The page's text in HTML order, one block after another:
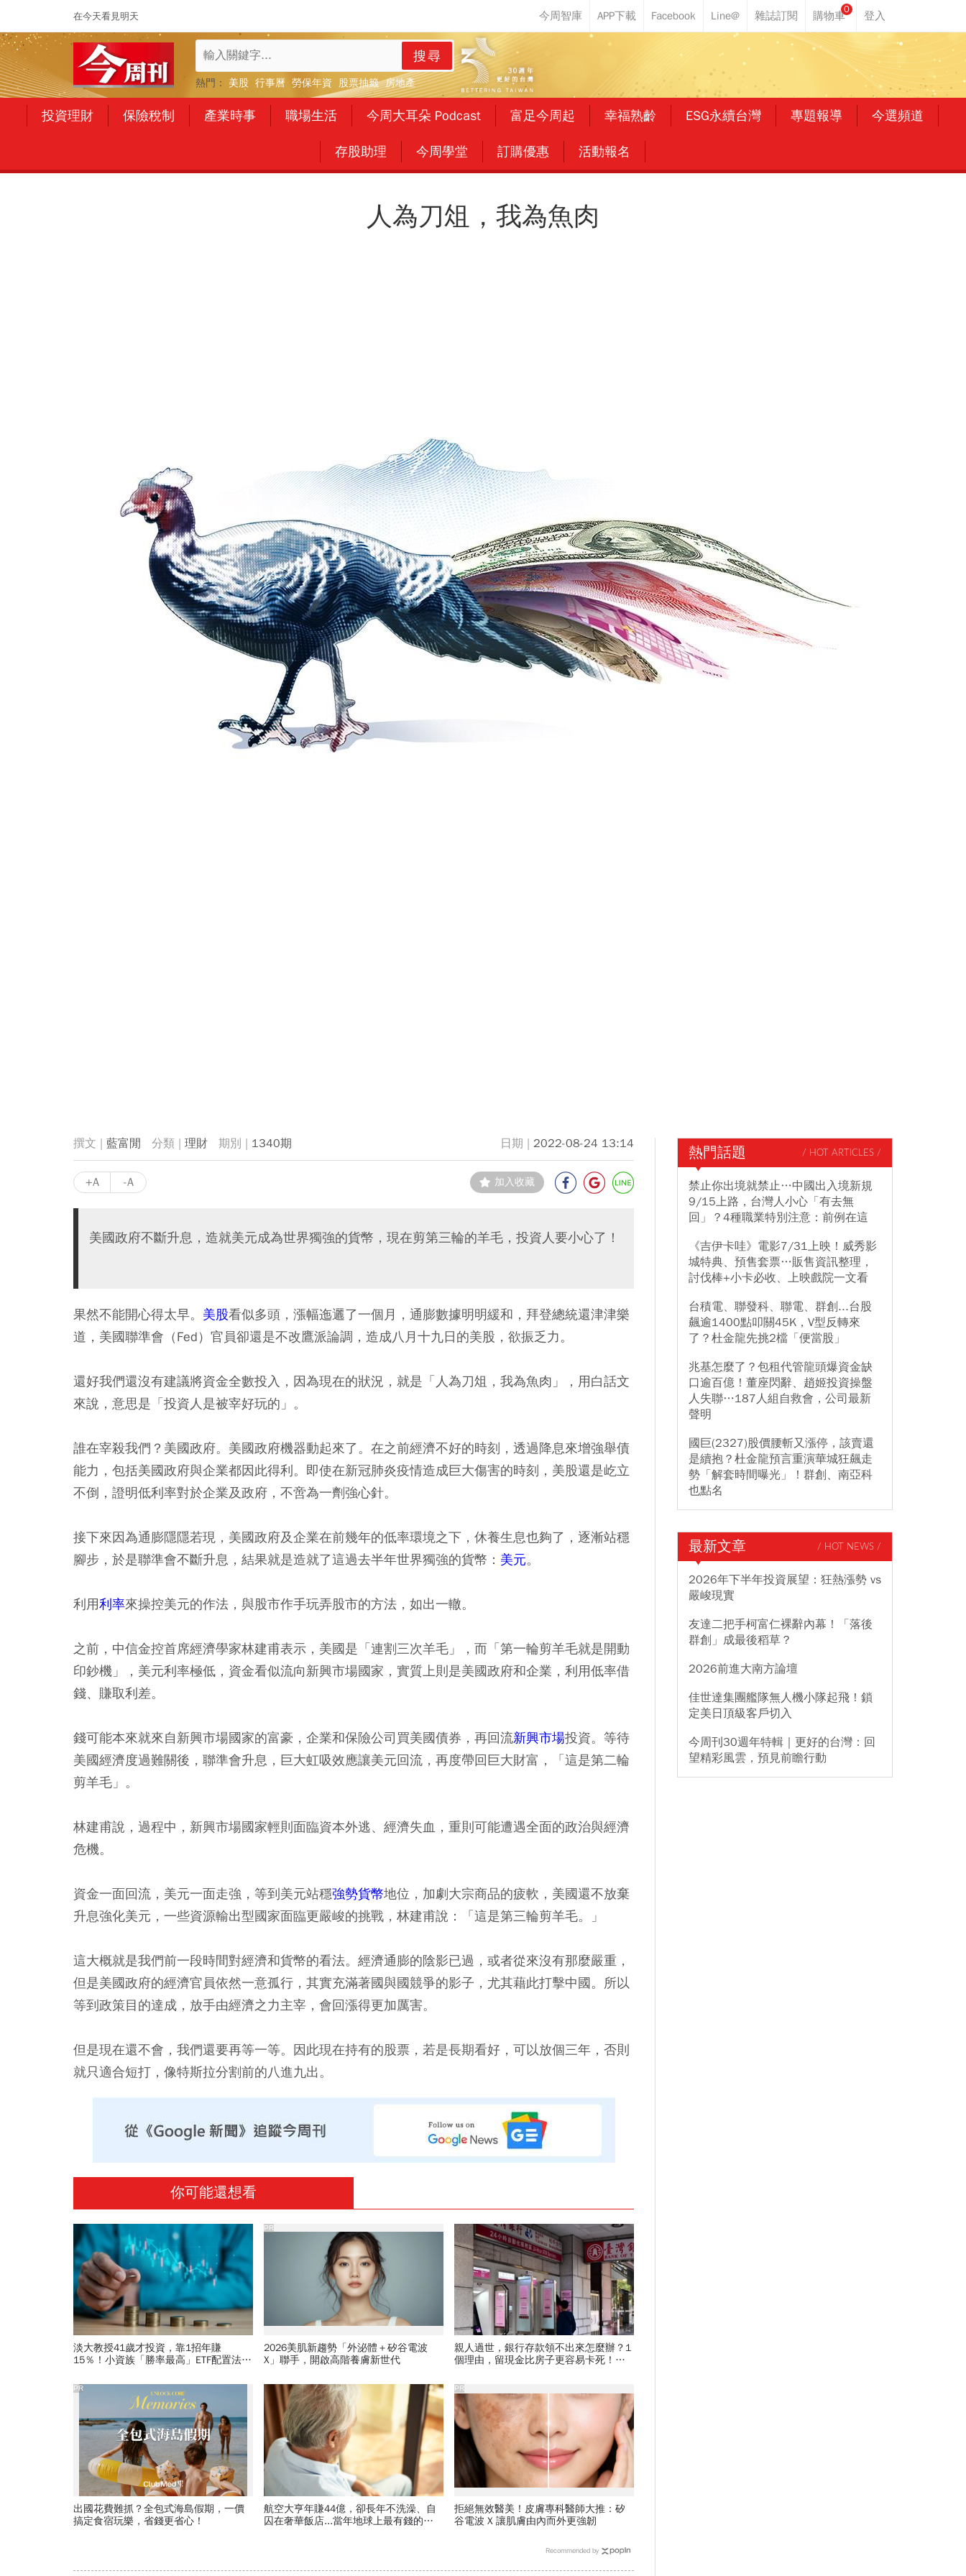
在今天看見明天
0
搜尋
熱門： 美股 行事曆 勞保年資 股票抽籤 房地產
投資理財 保險稅制 產業時事 職場生活 今周大耳朵 Podcast 富足今周起 幸福熟齡 ESG永續台灣 專題報導 今選頻道
存股助理 今周學堂 訂購優惠 活動報名
人為刀俎，我為魚肉
藍富閒 理財 1340期 2022-08-24 13:14
+A -A 加入收藏
美國政府不斷升息，造就美元成為世界獨強的貨幣，現在剪第三輪的羊毛，投資人要小心了！
果然不能開心得太早。 美股看似多頭，漲幅迤邐了一個月，通膨數據明明緩和，拜登總統還津津樂
道，美國聯準會（Fed）官員卻還是不改鷹派論調，造成八月十九日的美股，欲振乏力。
還好我們還沒有建議將資金全數投入，因為現在的狀況，就是「人為刀俎，我為魚肉」，用白話文
來說，意思是「投資人是被宰好玩的」。
誰在宰殺我們？美國政府。美國政府機器動起來了。在之前經濟不好的時刻，透過降息來增強舉債
能力，包括美國政府與企業都因此得利。即使在新冠肺炎疫情造成巨大傷害的時刻，美股還是屹立
不倒，證明低利率對於企業及政府，不啻為一劑強心針。
接下來因為通膨隱隱若現，美國政府及企業在前幾年的低率環境之下，休養生息也夠了，逐漸站穩
腳步，於是聯準會不斷升息，結果就是造就了這過去半年世界獨強的貨幣： 美元。
利用利率來操控美元的作法，與股市作手玩弄股市的方法，如出一轍。
之前，中信金控首席經濟學家林建甫表示，美國是「連割三次羊毛」，而「第一輪剪羊毛就是開動
印鈔機」，美元利率極低，資金看似流向新興市場國家，實質上則是美國政府和企業，利用低率借
錢、賺取利差。
錢可能本來就來自新興市場國家的富豪，企業和保險公司買美國債券，再回流新興市場投資。等待
美國經濟度過難關後，聯準會升息，巨大虹吸效應讓美元回流，再度帶回巨大財富，「這是第二輪
剪羊毛」。
林建甫說，過程中，新興市場國家輕則面臨資本外逃、經濟失血，重則可能遭遇全面的政治與經濟
危機。
資金一面回流，美元一面走強，等到美元站穩強勢貨幣地位，加劇大宗商品的疲軟，美國還不放棄
升息強化美元，一些資源輸出型國家面臨更嚴峻的挑戰，林建甫說：「這是第三輪剪羊毛。」
這大概就是我們前一段時間對經濟和貨幣的看法。經濟通膨的陰影已過，或者從來沒有那麼嚴重，
但是美國政府的經濟官員依然一意孤行，其實充滿著國與國競爭的影子，尤其藉此打擊中國。所以
等到政策目的達成，放手由經濟之力主宰，會回漲得更加厲害。
但是現在還不會，我們還要再等一等。因此現在持有的股票，若是長期看好，可以放個三年，否則
就只適合短打，像特斯拉分割前的八進九出。
你可能還想看
淡大教授41歲才投資，靠1招年賺
15％！小資族「勝率最高」ETF配置法公
2026美肌新趨勢「外泌體＋矽谷電波
X」聯手，開啟高階養膚新世代
PR
親人過世，銀行存款領不出來怎麼辦？1
個理由，留現金比房子更容易卡死！遺
出國花費難抓？全包式海島假期，一價
搞定食宿玩樂，省錢更省心！
PR
航空大亨年賺44億，卻長年不洗澡、自
囚在奢華飯店...當年地球上最有錢的
拒絕無效醫美！皮膚專科醫師大推：矽
谷電波 X 讓肌膚由內而外更強韌
PR
Recommended by
熱門話題 / HOT ARTICLES /
禁止你出境就禁止…中國出入境新規
9/15上路，台灣人小心「有去無
回」？4種職業特別注意：前例在這
《吉伊卡哇》電影7/31上映！威秀影
城特典、預售套票…販售資訊整理，
討伐棒+小卡必收、上映戲院一文看
台積電、聯發科、聯電、群創...台股
飆逾1400點叩關45K，V型反轉來
了？杜金龍先挑2檔「便當股」
兆基怎麼了？包租代管龍頭爆資金缺
口逾百億！董座閃辭、趙姬投資操盤
人失聯…187人組自救會，公司最新
聲明
國巨(2327)股價腰斬又漲停，該賣還
是續抱？杜金龍預言重演華城狂飆走
勢「解套時間曝光」！群創、南亞科
也點名
最新文章 / HOT NEWS /
2026年下半年投資展望：狂熱漲勢 vs
嚴峻現實
友達二把手柯富仁裸辭內幕！「落後
群創」成最後稻草？
2026前進大南方論壇
佳世達集團艦隊無人機小隊起飛！鎖
定美日頂級客戶切入
今周刊30週年特輯｜更好的台灣：回
望精彩風雲，預見前瞻行動